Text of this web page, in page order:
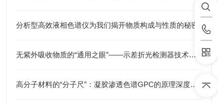
分析型高效液相色谱仪为我们揭开物质构成与性质的秘密
无紫外吸收物质的“通用之眼”——示差折光检测器技术深度解读
高分子材料的“分子尺”：凝胶渗透色谱GPC的原理深度解析与应用全景